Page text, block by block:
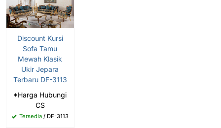
Discount Kursi
Sofa Tamu
Mewah Klasik
Ukir Jepara
Terbaru DF-3113
*Harga Hubungi
CS
Tersedia/ DF-3113